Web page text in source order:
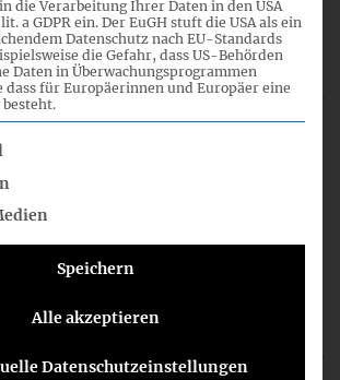
PiR IFRS 15 Revenue from
IFRS15_CN.pdf
IFRS15_SN-IASB-Entwurf.pdf
die Verarbeitung Ihrer Daten in den USA
a GDPR ein. Der EuGH stuft die USA als ein
Datenschutz nach EU-Standards
die Gefahr, dass US-Behörden
Daten in Überwachungsprogrammen
dass für Europäerinnen und Europäer eine
der Service-Gruppen, für die eine
Speichern
Alle akzeptieren
Datenschutzeinstellungen